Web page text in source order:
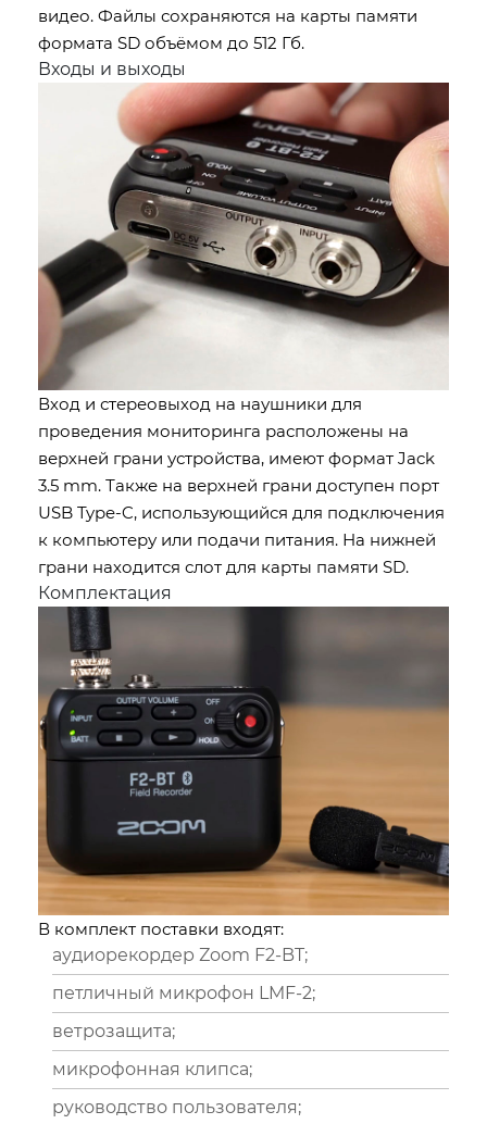
видео. Файлы сохраняются на карты памяти
формата SD объёмом до 512 Гб.
Входы и выходы
Вход и стереовыход на наушники для
проведения мониторинга расположены на
верхней грани устройства, имеют формат Jack
3.5 mm. Также на верхней грани доступен порт
USB Type-C, использующийся для подключения
к компьютеру или подачи питания. На нижней
грани находится слот для карты памяти SD.
Комплектация
В комплект поставки входят:
аудиорекордер Zoom F2-BT;
петличный микрофон LMF-2;
ветрозащита;
микрофонная клипса;
руководство пользователя;